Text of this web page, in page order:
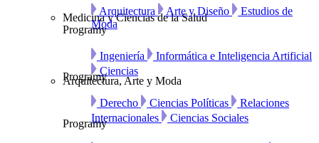
Medicina y Ciencias de la Salud
Arquitectura, Arte y Moda
Arquitectura Arte y Diseño
Estudios de
Moda
Programy
Ingeniería
Informática e Inteligencia Artificial
Ciencias
Programy
Derecho Ciencias Políticas
Relaciones
Internacionales
Ciencias Sociales
Programy